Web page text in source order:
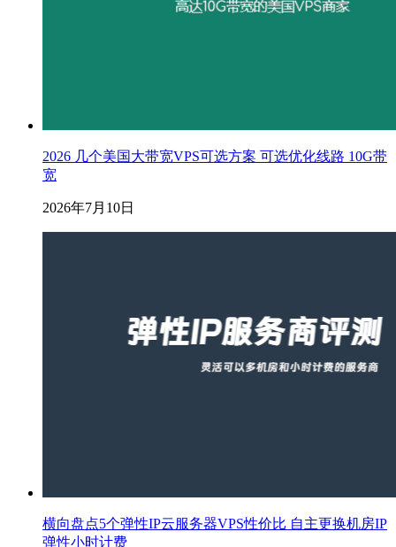
2026 几个美国大带宽VPS可选方案 可选优化线路 10G带
宽
2026年7月10日
横向盘点5个弹性IP云服务器VPS性价比 自主更换机房IP
弹性小时计费